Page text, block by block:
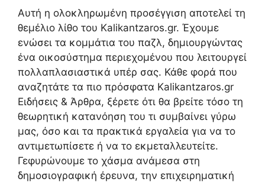
Αυτή η ολοκληρωμένη προσέγγιση αποτελεί τη
θεμέλιο λίθο του Kalikantzaros.gr. Έχουμε
ενώσει τα κομμάτια του παζλ, δημιουργώντας
ένα οικοσύστημα περιεχομένου που λειτουργεί
πολλαπλασιαστικά υπέρ σας. Κάθε φορά που
αναζητάτε τα πιο πρόσφατα Kalikantzaros.gr
Ειδήσεις & Άρθρα, ξέρετε ότι θα βρείτε τόσο τη
θεωρητική κατανόηση του τι συμβαίνει γύρω
μας, όσο και τα πρακτικά εργαλεία για να το
αντιμετωπίσετε ή να το εκμεταλλευτείτε.
Γεφυρώνουμε το χάσμα ανάμεσα στη
δημοσιογραφική έρευνα, την επιχειρηματική